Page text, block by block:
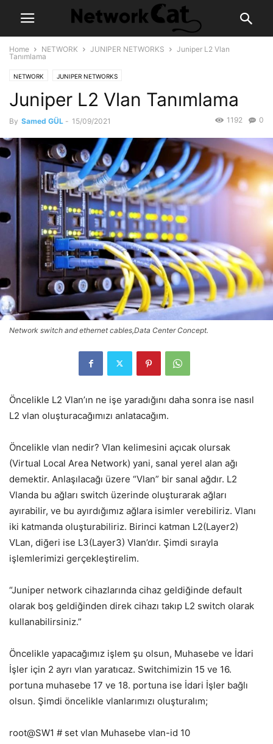
Home NETWORK JUNIPER NETWORKS
Juniper L2 Vlan
Tanımlama
NETWORK JUNIPER NETWORKS
Juniper L2 Vlan Tanımlama
By Samed GÜL - 15/09/2021 0
1192
Network switch and ethernet cables,Data Center Concept.
Öncelikle L2 Vlan’ın ne işe yaradığını daha sonra ise nasıl
L2 vlan oluşturacağımızı anlatacağım.
Öncelikle vlan nedir? Vlan kelimesini açıcak olursak
(Virtual Local Area Network) yani, sanal yerel alan ağı
demektir. Anlaşılacağı üzere “Vlan” bir sanal ağdır. L2
Vlanda bu ağları switch üzerinde oluşturarak ağları
ayırabilir, ve bu ayırdığımız ağlara isimler verebiliriz. Vlanı
iki katmanda oluşturabiliriz. Birinci katman L2(Layer2)
VLan, diğeri ise L3(Layer3) Vlan’dır. Şimdi sırayla
işlemlerimizi gerçekleştirelim.
“Juniper network cihazlarında cihaz geldiğinde default
olarak boş geldiğinden direk cihazı takıp L2 switch olarak
kullanabilirsiniz.”
Öncelikle yapacağımız işlem şu olsun, Muhasebe ve İdari
İşler için 2 ayrı vlan yaratıcaz. Switchimizin 15 ve 16.
portuna muhasebe 17 ve 18. portuna ise İdari İşler bağlı
olsun. Şimdi öncelikle vlanlarımızı oluşturalım;
root@SW1 # set vlan Muhasebe vlan-id 10